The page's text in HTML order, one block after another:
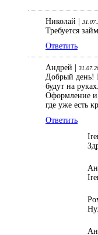
Николай |
Требуется
Ответить
Андрей |
Добрый день!
будут на руках.
Оформление и
где уже есть
Ответить